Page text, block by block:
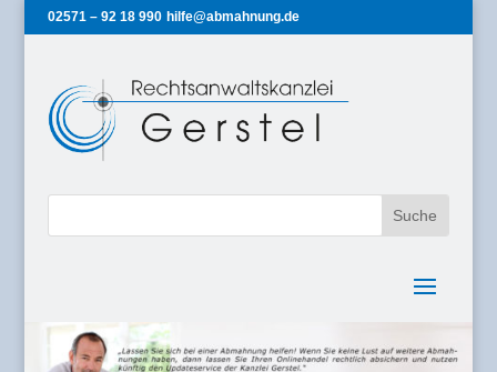
02571 – 92 18 990 hilfe@abmahnung.de